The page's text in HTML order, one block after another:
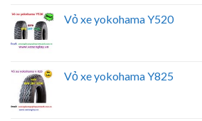
Vỏ xe yokohama Y520
Vỏ xe yokohama Y825